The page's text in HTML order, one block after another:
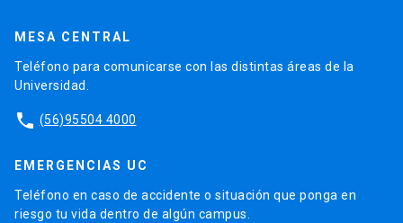
MESA CENTRAL
Teléfono para comunicarse con las distintas áreas de la
Universidad.
phone (56)95504 4000
EMERGENCIAS UC
Teléfono en caso de accidente o situación que ponga en
riesgo tu vida dentro de algún campus.